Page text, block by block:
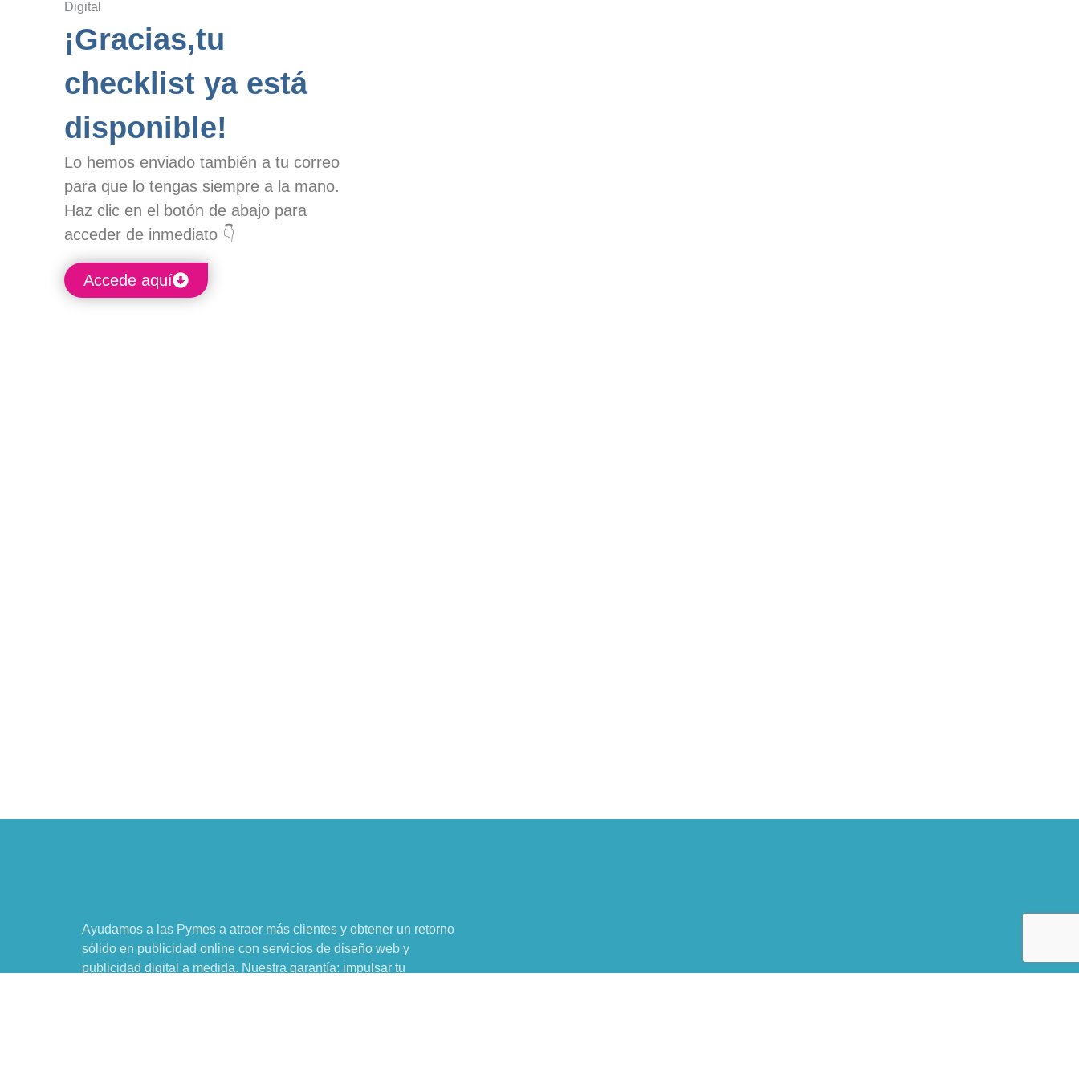
¡Gracias,tu
checklist ya está
disponible!
Lo hemos enviado también a tu correo
para que lo tengas siempre a la mano.
Haz clic en el botón de abajo para
acceder de inmediato 👇
Accede aquí
Ayudamos a las Pymes a atraer más clientes y obtener un retorno
sólido en publicidad online con servicios de diseño web y
publicidad digital a medida. Nuestra garantía: impulsar tu